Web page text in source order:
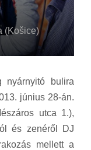
(Košice)
nyárnyitó bulira
június 28-án.
utca 1.),
és zenéről DJ
mellett a